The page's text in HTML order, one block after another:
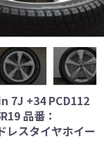
7J +34 PCD112
品番：
レスタイヤホイー